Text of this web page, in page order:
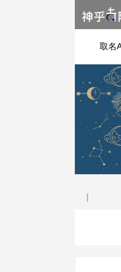
取名
｜